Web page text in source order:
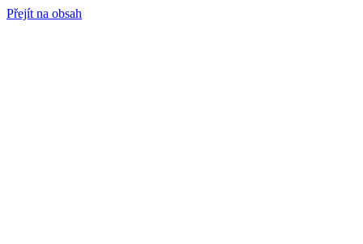
Přejít na obsah